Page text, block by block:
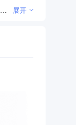
一般项目：机动车修理和维护；汽车租赁；汽车装饰用品销售；汽车零配件零售；洗车服务（除依法须经批准的项目外，凭营业执照依法自主开展经营活动） 展开